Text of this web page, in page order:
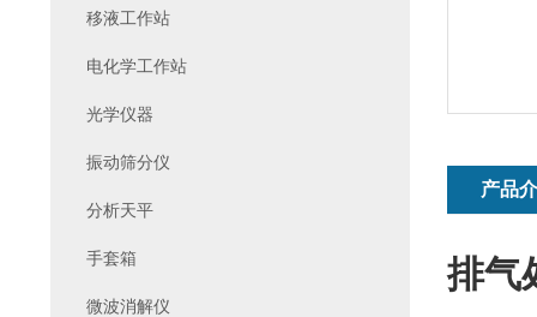
产品
排气
移液工作站
电化学工作站
光学仪器
振动筛分仪
分析天平
手套箱
微波消解仪